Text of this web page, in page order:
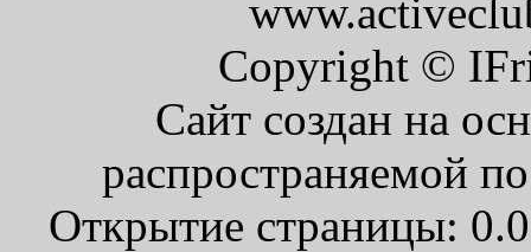
Copyright ©
Сайт создан на
распространяемой
Открытие страницы: